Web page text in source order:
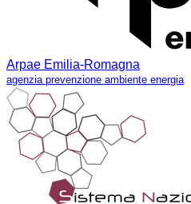
Arpae Emilia-Romagna
agenzia prevenzione ambiente energia